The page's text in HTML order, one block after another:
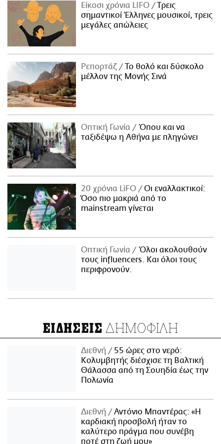
Είκοσι χρόνια LIFO
Tρεις
σημαντικοί Έλληνες μουσικοί, τρεις
μεγάλες απώλειες
Ρεπορτάζ
Το θολό και δύσκολο
μέλλον της Μονής Σινά
Οπτική Γωνία
Όπου και να
ταξιδέψω η Αθήνα με πληγώνει
20 χρόνια LiFO
Οι εναλλακτικοί:
Όσο πιο μακριά από το
mainstream γίνεται
Οπτική Γωνία
Όλοι ακολουθούν
τους influencers. Και όλοι τους
περιφρονούν.
ΕΙΔΗΣΕΙΣ ΔΗΜΟΦΙΛΗ
Διεθνή
55 ώρες στο νερό:
Κολυμβητής διέσχισε τη Βαλτική
Θάλασσα από τη Σουηδία έως την
Πολωνία
Διεθνή
Αντόνιο Μπαντέρας: «Η
καρδιακή προσβολή ήταν το
καλύτερο πράγμα που συνέβη
ποτέ στη ζωή μου»